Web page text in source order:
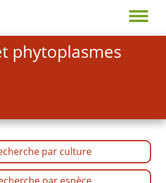
Toggle
menu
phytoplasmes
par culture